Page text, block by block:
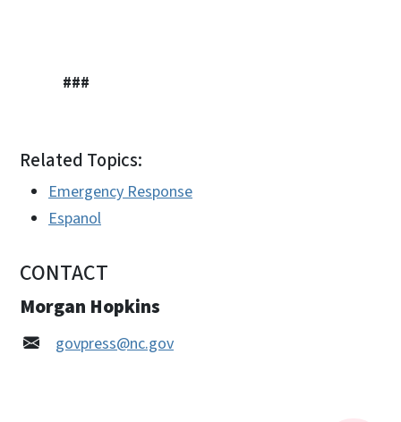
###
Related Topics:
Emergency Response
Espanol
CONTACT
Morgan Hopkins
govpress@nc.gov